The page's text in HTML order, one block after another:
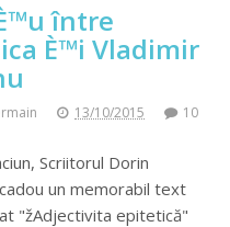
între
È™i Vladimir
13/10/2015
10
Scriitorul Dorin
un memorabil text
"žAdjectivita epitetică"